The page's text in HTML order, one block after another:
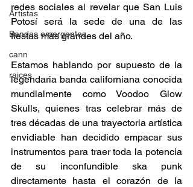
Artistas
Bandas emergentes
cann
raices
redes sociales al revelar que San Luis
Potosí será la sede de una de las
fiestas más grandes del año.
Estamos hablando por supuesto de la
legendaria banda californiana conocida
mundialmente como Voodoo Glow
Skulls, quienes tras celebrar más de
tres décadas de una trayectoria artística
envidiable han decidido empacar sus
instrumentos para traer toda la potencia
de su inconfundible ska punk
directamente hasta el corazón de la